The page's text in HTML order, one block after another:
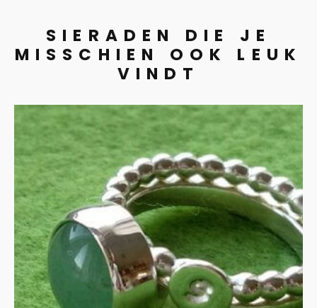
SIERADEN DIE JE
MISSCHIEN OOK LEUK
VINDT
Aventurijn in zilver
€ 255.00
IN WINKELMAND